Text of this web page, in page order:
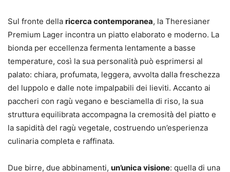
Sul fronte della ricerca contemporanea, la Theresianer
Premium Lager incontra un piatto elaborato e moderno. La
bionda per eccellenza fermenta lentamente a basse
temperature, così la sua personalità può esprimersi al
palato: chiara, profumata, leggera, avvolta dalla freschezza
del luppolo e dalle note impalpabili dei lieviti. Accanto ai
paccheri con ragù vegano e besciamella di riso, la sua
struttura equilibrata accompagna la cremosità del piatto e
la sapidità del ragù vegetale, costruendo un’esperienza
culinaria completa e raffinata.
Due birre, due abbinamenti, un’unica visione: quella di una